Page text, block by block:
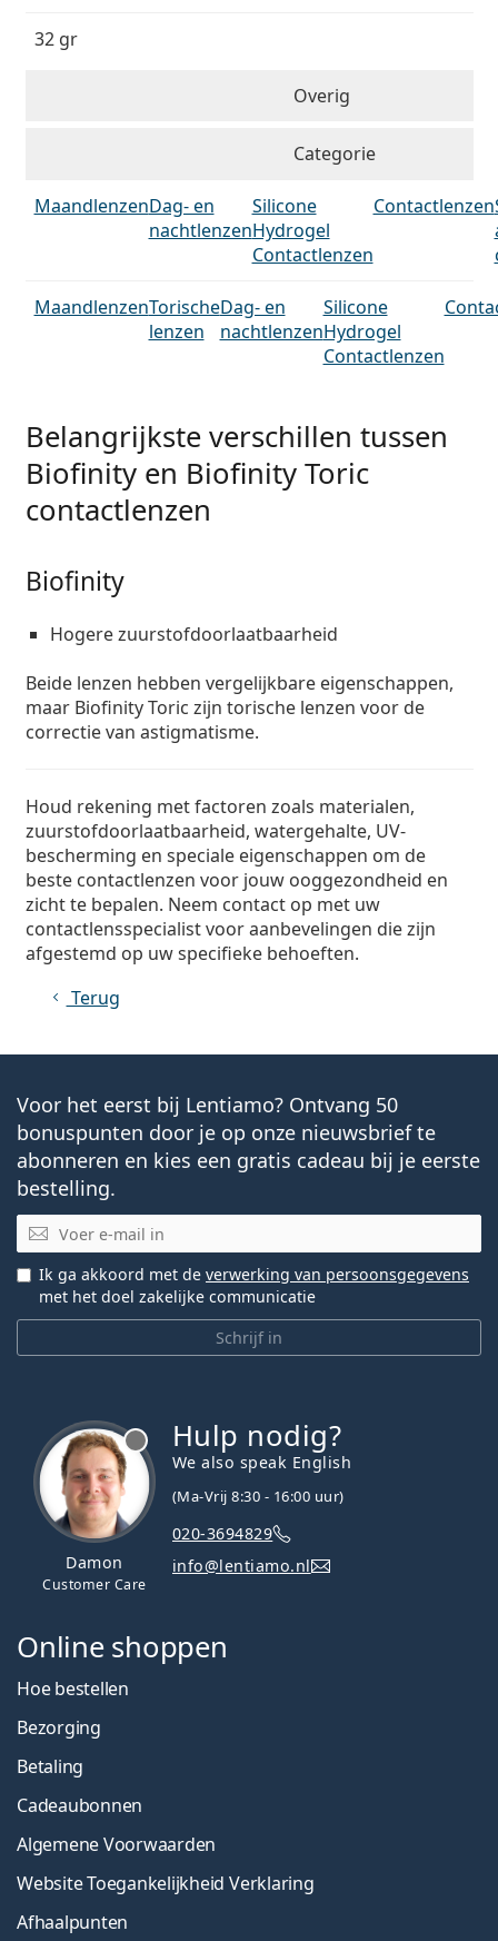
32 gr
Overig
Categorie
MaandlenzenDag- en
nachtlenzen
Silicone
Hydrogel
Contactlenzen
Contactlenzen
MaandlenzenTorische
lenzen
Dag- en
nachtlenzen
Silicone
Hydrogel
Contactlenzen
Belangrijkste verschillen tussen
Biofinity en Biofinity Toric
contactlenzen
Biofinity
Hogere zuurstofdoorlaatbaarheid
Beide lenzen hebben vergelijkbare eigenschappen,
maar Biofinity Toric zijn torische lenzen voor de
correctie van astigmatisme.
Houd rekening met factoren zoals materialen,
zuurstofdoorlaatbaarheid, watergehalte, UV-
bescherming en speciale eigenschappen om de
beste contactlenzen voor jouw ooggezondheid en
zicht te bepalen. Neem contact op met uw
contactlensspecialist voor aanbevelingen die zijn
afgestemd op uw specifieke behoeften.
Terug
Voor het eerst bij Lentiamo? Ontvang 50
bonuspunten door je op onze nieuwsbrief te
abonneren en kies een gratis cadeau bij je eerste
bestelling.
E-mail
Schrijf in
Ik ga akkoord met de verwerking van persoonsgegevens
met het doel zakelijke communicatie
Damon
Customer Care
Hulp nodig?
We also speak English
(Ma-Vrij 8:30 - 16:00 uur)
020-3694829
info@lentiamo.nl
Online shoppen
Hoe bestellen
Bezorging
Betaling
Cadeaubonnen
Algemene Voorwaarden
Website Toegankelijkheid Verklaring
Afhaalpunten